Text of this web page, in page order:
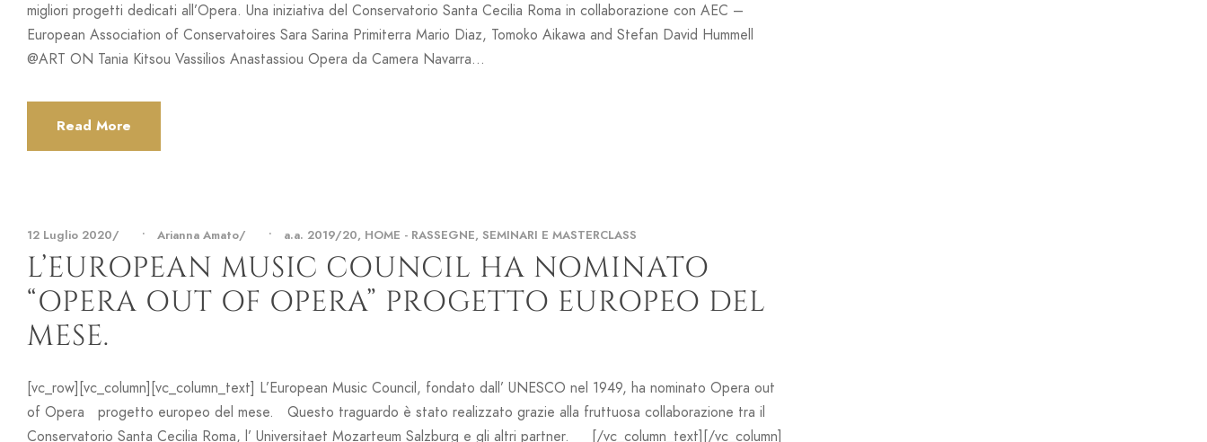
migliori progetti dedicati all’Opera. Una iniziativa del Conservatorio Santa Cecilia Roma in collaborazione con AEC –
European Association of Conservatoires Sara Sarina Primiterra Mario Diaz, Tomoko Aikawa and Stefan David Hummell
@ART ON Tania Kitsou Vassilios Anastassiou Opera da Camera Navarra...
Read More
12 Luglio 2020 • Arianna Amato • a.a. 2019/20, HOME - RASSEGNE, SEMINARI E MASTERCLASS
L’EUROPEAN MUSIC COUNCIL HA NOMINATO
“OPERA OUT OF OPERA” PROGETTO EUROPEO DEL
MESE.
[vc_row][vc_column][vc_column_text] L’European Music Council, fondato dall’ UNESCO nel 1949, ha nominato Opera out
of Opera progetto europeo del mese. Questo traguardo è stato realizzato grazie alla fruttuosa collaborazione tra il
Conservatorio Santa Cecilia Roma, l’ Universitaet Mozarteum Salzburg e gli altri partner. [/vc_column_text][/vc_column]